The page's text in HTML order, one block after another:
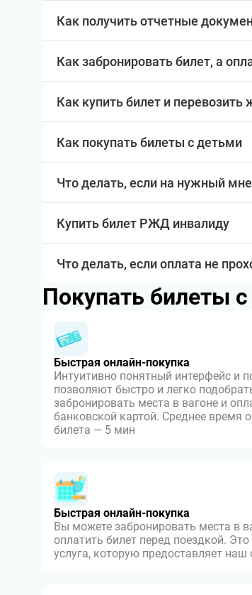
Как получить отчетные
Как забронировать билет, а
Как купить билет и перевозить
Как покупать билеты с детьми
Что делать, если на нужный
Купить билет РЖД инвалиду
Что делать, если оплата не
Покупать билеты
Быстрая онлайн-покупка
Интуитивно понятный интерфейс и
позволяют быстро и легко
забронировать места в вагоне и
банковской картой. Среднее время
билета — 5 мин
Быстрая онлайн-покупка
Вы можете забронировать места в
оплатить билет перед поездкой.
услуга, которую предоставляет наш